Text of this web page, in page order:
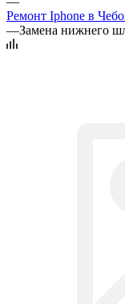
Ремонт Iphone в
—Замена нижнего